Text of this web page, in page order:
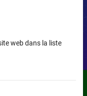
de
des
web dans la liste